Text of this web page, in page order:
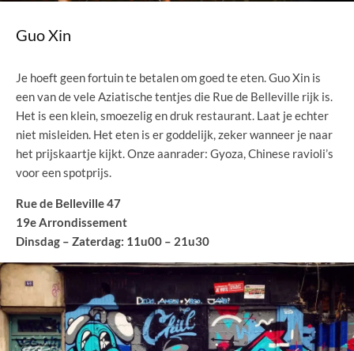
Guo Xin
Je hoeft geen fortuin te betalen om goed te eten. Guo Xin is
een van de vele Aziatische tentjes die Rue de Belleville rijk is.
Het is een klein, smoezelig en druk restaurant. Laat je echter
niet misleiden. Het eten is er goddelijk, zeker wanneer je naar
het prijskaartje kijkt. Onze aanrader: Gyoza, Chinese ravioli’s
voor een spotprijs.
Rue de Belleville 47
19e Arrondissement
Dinsdag – Zaterdag: 11u00 – 21u30